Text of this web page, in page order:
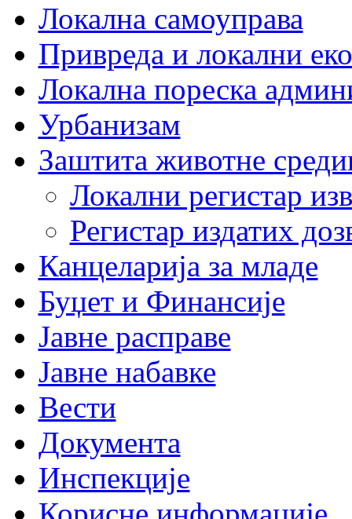
Локална самоуправа
Привреда и локални
Локална пореска
Урбанизам
Заштита животне
Локални регистар
Регистар издатих
Канцеларија за младе
Буџет и Финансије
Јавне расправе
Јавне набавке
Вести
Документа
Инспекције